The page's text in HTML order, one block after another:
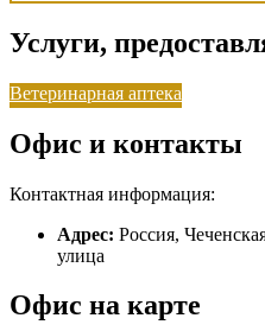
Услуги,
Ветеринарная аптека
Офис и контакты
Контактная информация:
Адрес: Россия,
улица
Офис на карте